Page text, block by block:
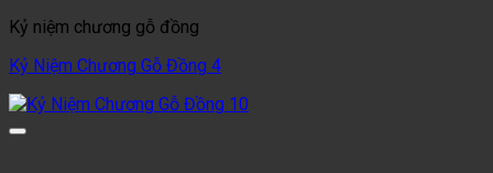
Kỷ niệm chương gỗ đồng
Kỷ Niệm Chương Gỗ Đồng 4